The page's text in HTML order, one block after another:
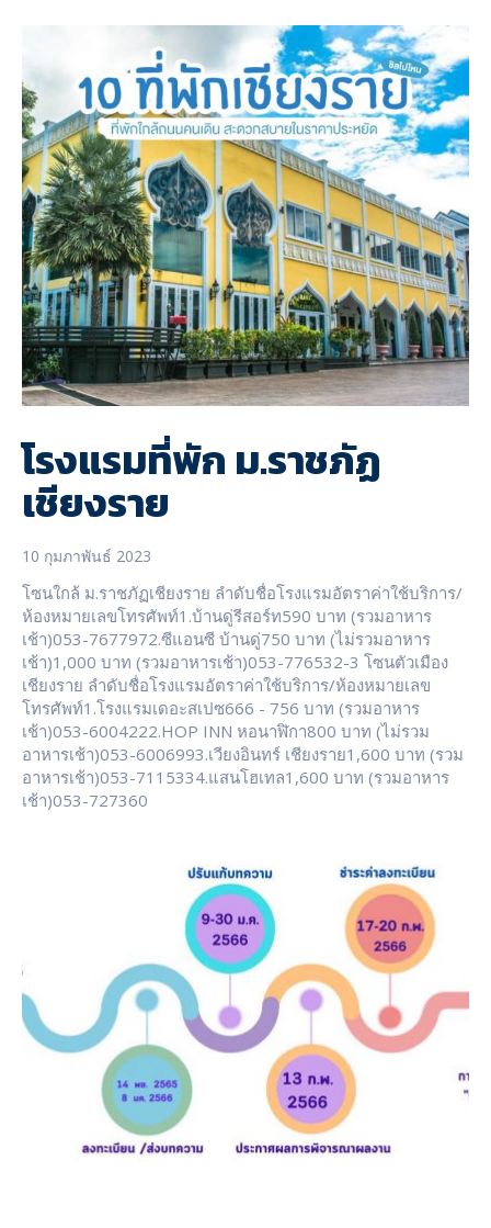
โรงแรมที่พัก ม.ราชภัฏ
เชียงราย
10 กุมภาพันธ์ 2023
โซนใกล้ ม.ราชภัฏเชียงราย ลำดับชื่อโรงแรมอัตราค่าใช้บริการ/
ห้องหมายเลขโทรศัพท์1.บ้านดู่รีสอร์ท590 บาท (รวมอาหาร
เช้า)053-7677972.ซีแอนซี บ้านดู่750 บาท (ไม่รวมอาหาร
เช้า)1,000 บาท (รวมอาหารเช้า)053-776532-3 โซนตัวเมือง
เชียงราย ลำดับชื่อโรงแรมอัตราค่าใช้บริการ/ห้องหมายเลข
โทรศัพท์1.โรงแรมเดอะสเปซ666 - 756 บาท (รวมอาหาร
เช้า)053-6004222.HOP INN หอนาฬิกา800 บาท (ไม่รวม
อาหารเช้า)053-6006993.เวียงอินทร์ เชียงราย1,600 บาท (รวม
อาหารเช้า)053-7115334.แสนโฮเทล1,600 บาท (รวมอาหาร
เช้า)053-727360